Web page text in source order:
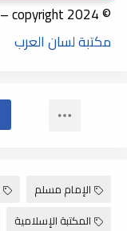
© copyright 2024 – جميع الحقوق محفوظة
مكتبة لسان العرب
الإمام مسلم
المكتبة الإسلامية